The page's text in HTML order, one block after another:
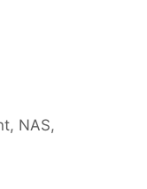
, NAS,